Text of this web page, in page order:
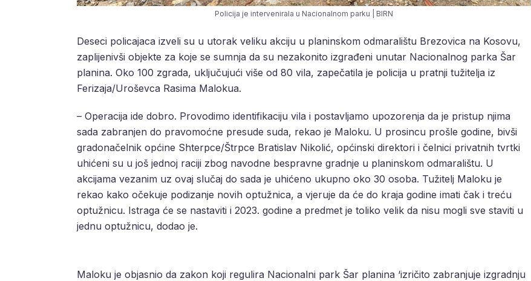
Policija je intervenirala u Nacionalnom parku | BIRN
Deseci policajaca izveli su u utorak veliku akciju u planinskom odmaralištu Brezovica na Kosovu,
zaplijenivši objekte za koje se sumnja da su nezakonito izgrađeni unutar Nacionalnog parka Šar
planina. Oko 100 zgrada, uključujući više od 80 vila, zapečatila je policija u pratnji tužitelja iz
Ferizaja/Uroševca Rasima Malokua.
– Operacija ide dobro. Provodimo identifikaciju vila i postavljamo upozorenja da je pristup njima
sada zabranjen do pravomoćne presude suda, rekao je Maloku. U prosincu prošle godine, bivši
gradonačelnik općine Shterpce/Štrpce Bratislav Nikolić, općinski direktori i čelnici privatnih tvrtki
uhićeni su u još jednoj raciji zbog navodne bespravne gradnje u planinskom odmaralištu. U
akcijama vezanim uz ovaj slučaj do sada je uhićeno ukupno oko 30 osoba. Tužitelj Maloku je
rekao kako očekuje podizanje novih optužnica, a vjeruje da će do kraja godine imati čak i treću
optužnicu. Istraga će se nastaviti i 2023. godine a predmet je toliko velik da nisu mogli sve staviti u
jednu optužnicu, dodao je.
Maloku je objasnio da zakon koji regulira Nacionalni park Šar planina ‘izričito zabranjuje izgradnju